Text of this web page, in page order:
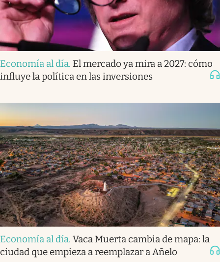
Economía al día. El mercado ya mira a 2027: cómo
influye la política en las inversiones
Economía al día. Vaca Muerta cambia de mapa: la
ciudad que empieza a reemplazar a Añelo